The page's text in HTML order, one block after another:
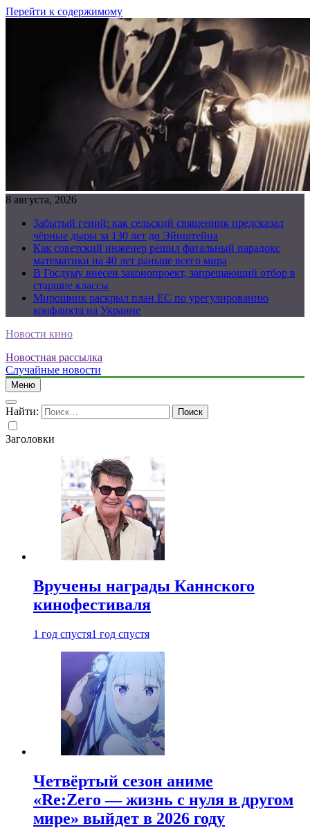
Перейти к содержимому
8 августа, 2026
Забытый гений: как сельский священник предсказал
чёрные дыры за 130 лет до Эйнштейна
Как советский инженер решил фатальный парадокс
математики на 40 лет раньше всего мира
В Госдуму внесен законопроект, запрещающий отбор в
старшие классы
Мирошник раскрыл план ЕС по урегулированию
конфликта на Украине
Новости кино
Новостная рассылка
Случайные новости
Меню
Найти:
Заголовки
Вручены награды Каннского
кинофестиваля
1 год спустя1 год спустя
Четвёртый сезон аниме
«Re:Zero — жизнь с нуля в другом
мире» выйдет в 2026 году